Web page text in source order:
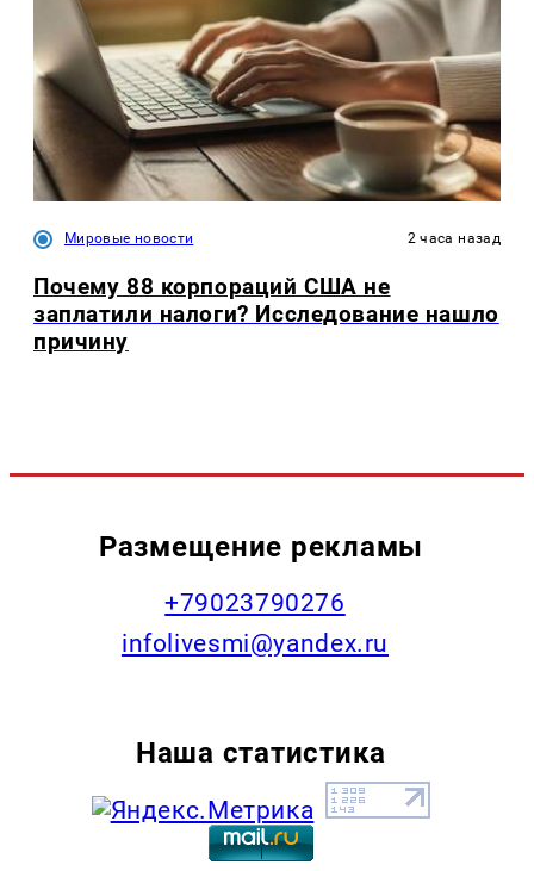
Мировые новости 2 часа назад
Почему 88 корпораций США не
заплатили налоги? Исследование нашло
причину
Размещение рекламы
+79023790276
infolivesmi@yandex.ru
Наша статистика